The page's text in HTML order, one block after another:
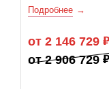
Подробнее
от 2 146 729
от 2 906 729